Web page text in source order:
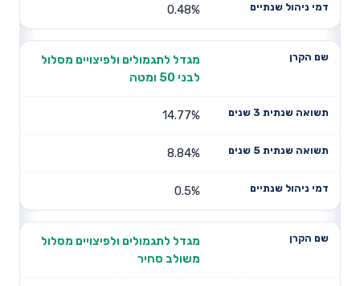
0.48%
מגדל לתגמולים ולפיצויים מסלול
לבני 50 ומטה
14.77%
8.84%
0.5%
מגדל לתגמולים ולפיצויים מסלול
משולב סחיר